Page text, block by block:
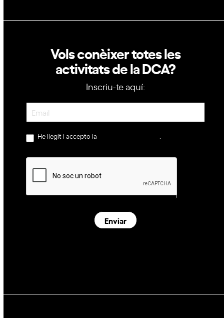
Vols conèixer totes les
activitats de la DCA?
Inscriu-te aquí:
Newsletter
He llegit i accepto la
Enviar